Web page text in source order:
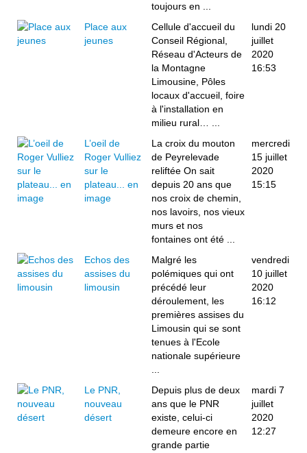
toujours en ...
Place aux
jeunes
Cellule d'accueil du
Conseil Régional,
Réseau d'Acteurs de
la Montagne
Limousine, Pôles
locaux d'accueil, foire
à l'installation en
milieu rural… ...
lundi 20
juillet
2020
16:53
L’oeil de
Roger Vulliez
sur le
plateau... en
image
La croix du mouton
de Peyrelevade
reliftée On sait
depuis 20 ans que
nos croix de chemin,
nos lavoirs, nos vieux
murs et nos
fontaines ont été ...
mercredi
15 juillet
2020
15:15
Echos des
assises du
limousin
Malgré les
polémiques qui ont
précédé leur
déroulement, les
premières assises du
Limousin qui se sont
tenues à l'Ecole
nationale supérieure
vendredi
10 juillet
2020
16:12
Le PNR,
nouveau
désert
Depuis plus de deux
ans que le PNR
existe, celui-ci
demeure encore en
grande partie
mardi 7
juillet
2020
12:27